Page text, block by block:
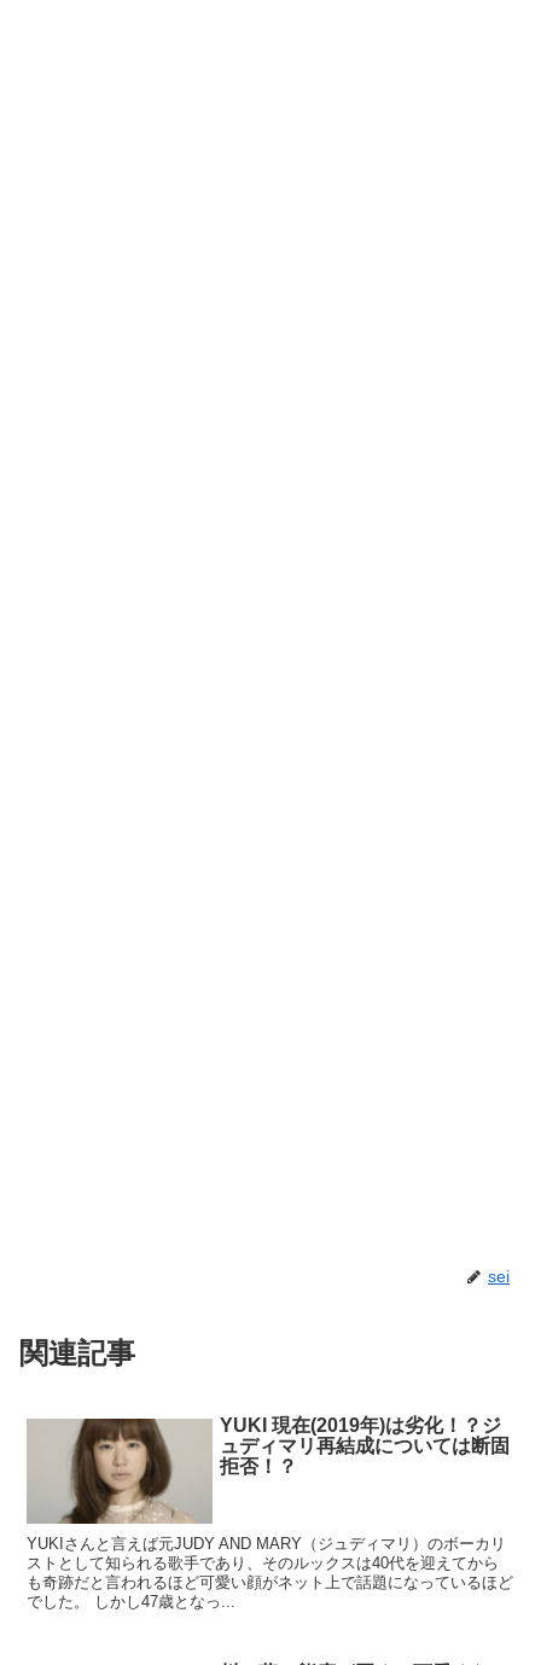
sei
関連記事
YUKI 現在(2019年)は劣化！？ジ
ュディマリ再結成については断固
拒否！？
YUKIさんと言えば元JUDY AND MARY（ジュディマリ）のボーカリ
ストとして知られる歌手であり、そのルックスは40代を迎えてから
も奇跡だと言われるほど可愛い顔がネット上で話題になっているほど
でした。 しかし47歳となっ...